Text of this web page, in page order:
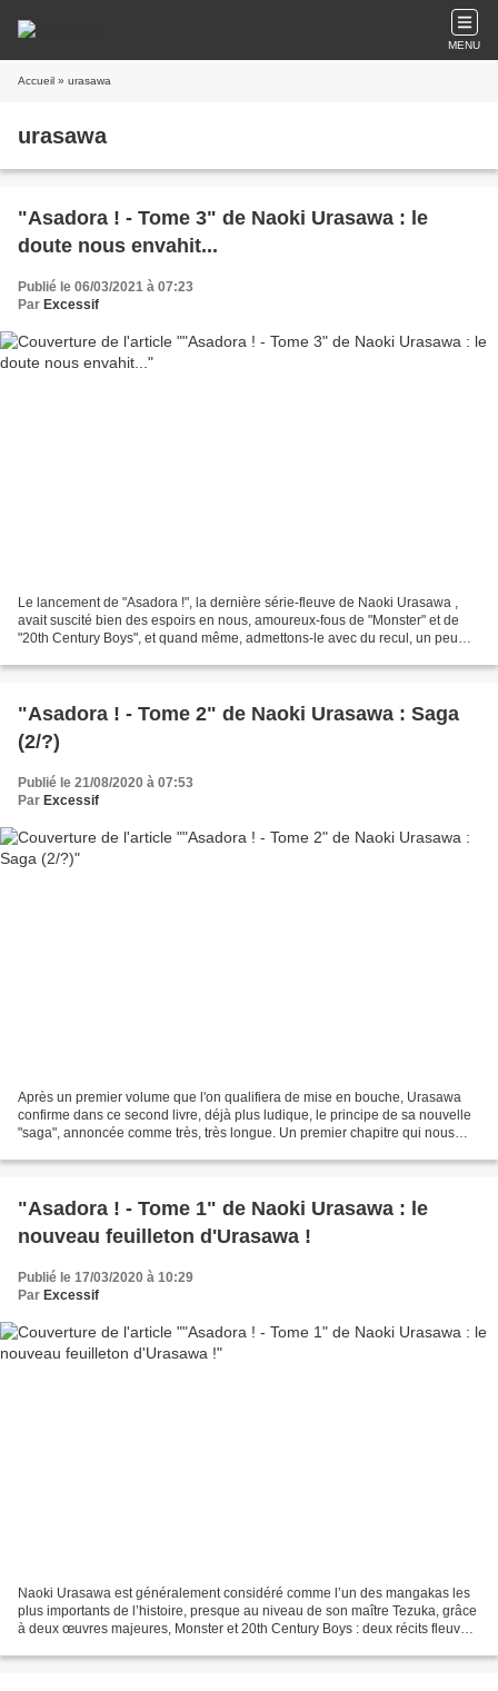
MENU
Accueil » urasawa
urasawa
"Asadora ! - Tome 3" de Naoki Urasawa : le
doute nous envahit...
Publié le 06/03/2021 à 07:23
Par Excessif
Le lancement de "Asadora !", la dernière série-fleuve de Naoki Urasawa ,
avait suscité bien des espoirs en nous, amoureux-fous de "Monster" et de
"20th Century Boys", et quand même, admettons-le avec du recul, un peu
"Asadora ! - Tome 2" de Naoki Urasawa : Saga
(2/?)
Publié le 21/08/2020 à 07:53
Par Excessif
Après un premier volume que l'on qualifiera de mise en bouche, Urasawa
confirme dans ce second livre, déjà plus ludique, le principe de sa nouvelle
"saga", annoncée comme très, très longue. Un premier chapitre qui nous
"Asadora ! - Tome 1" de Naoki Urasawa : le
nouveau feuilleton d'Urasawa !
Publié le 17/03/2020 à 10:29
Par Excessif
Naoki Urasawa est généralement considéré comme l’un des mangakas les
plus importants de l’histoire, presque au niveau de son maître Tezuka, grâce
à deux œuvres majeures, Monster et 20th Century Boys : deux récits fleuves